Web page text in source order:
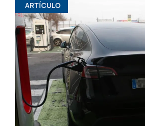
ARTÍCULO